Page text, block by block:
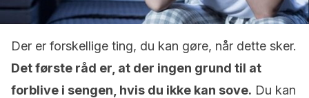
Der er forskellige ting, du kan gøre, når dette sker.
Det første råd er, at der ingen grund til at
forblive i sengen, hvis du ikke kan sove. Du kan